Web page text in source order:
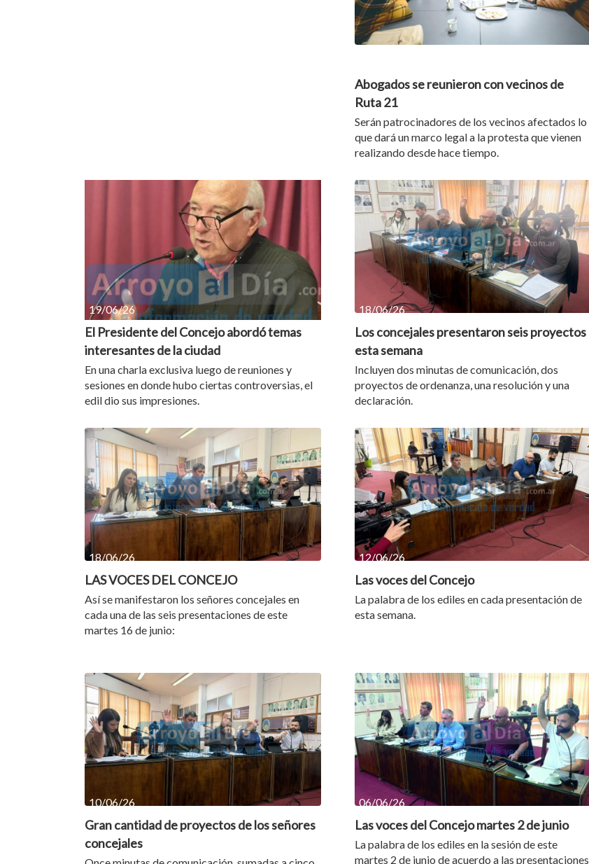
Abogados se reunieron con vecinos de
Ruta 21
Serán patrocinadores de los vecinos afectados lo
que dará un marco legal a la protesta que vienen
realizando desde hace tiempo.
19/06/26
El Presidente del Concejo abordó temas
interesantes de la ciudad
En una charla exclusiva luego de reuniones y
sesiones en donde hubo ciertas controversias, el
edil dio sus impresiones.
18/06/26
Los concejales presentaron seis proyectos
esta semana
Incluyen dos minutas de comunicación, dos
proyectos de ordenanza, una resolución y una
declaración.
18/06/26
LAS VOCES DEL CONCEJO
Así se manifestaron los señores concejales en
cada una de las seis presentaciones de este
martes 16 de junio:
12/06/26
Las voces del Concejo
La palabra de los ediles en cada presentación de
esta semana.
10/06/26
Gran cantidad de proyectos de los señores
concejales
06/06/26
Las voces del Concejo martes 2 de junio
La palabra de los ediles en la sesión de este
martes 2 de junio de acuerdo a las presentaciones